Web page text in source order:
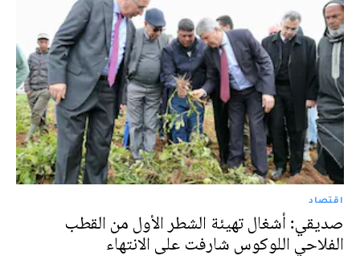
اقتصاد
صديقي: أشغال تهيئة الشطر الأول من القطب
الفلاحي اللوكوس شارفت على الانتهاء